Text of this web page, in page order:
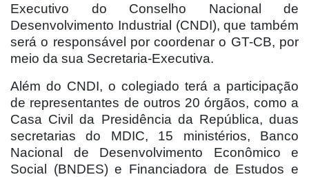
Executivo do Conselho Nacional de
Desenvolvimento Industrial (CNDI), que também
será o responsável por coordenar o GT-CB, por
meio da sua Secretaria-Executiva.
Além do CNDI, o colegiado terá a participação
de representantes de outros 20 órgãos, como a
Casa Civil da Presidência da República, duas
secretarias do MDIC, 15 ministérios, Banco
Nacional de Desenvolvimento Econômico e
Social (BNDES) e Financiadora de Estudos e